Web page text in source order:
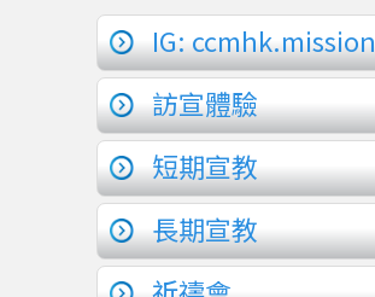
IG: ccmhk.mission
訪宣體驗
短期宣教
長期宣教